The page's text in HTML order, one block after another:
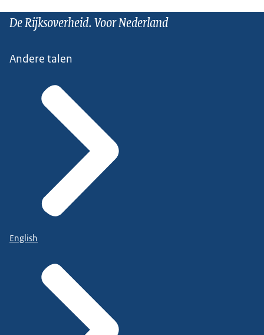
De Rijksoverheid. Voor Nederland
Andere talen
English